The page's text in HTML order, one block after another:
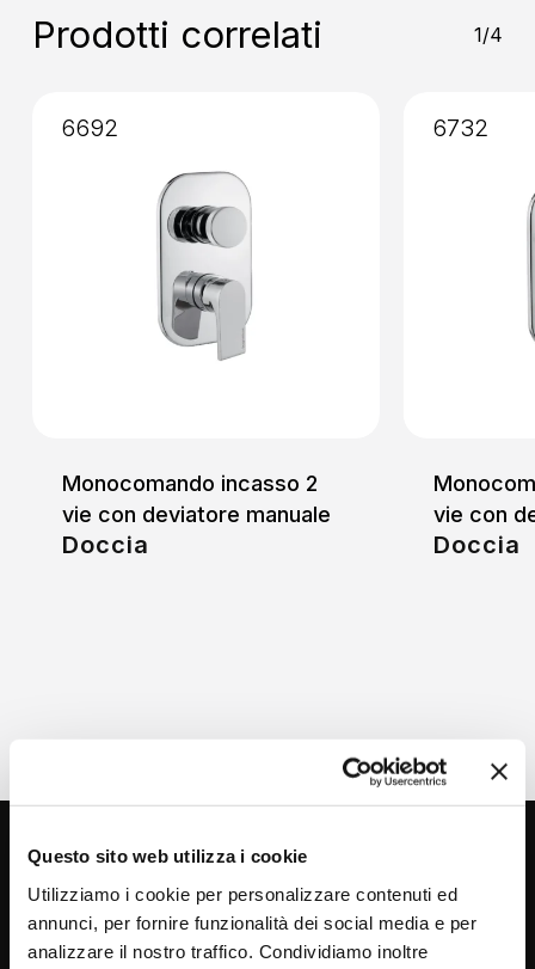
Questo sito web utilizza i cookie
Utilizziamo i cookie per personalizzare contenuti ed
annunci, per fornire funzionalità dei social media e per
analizzare il nostro traffico. Condividiamo inoltre
90°
Prodotti correlati 1/4
Monocomando incasso 2
vie con deviatore manuale
Doccia
6692
vie con
Doccia
6732